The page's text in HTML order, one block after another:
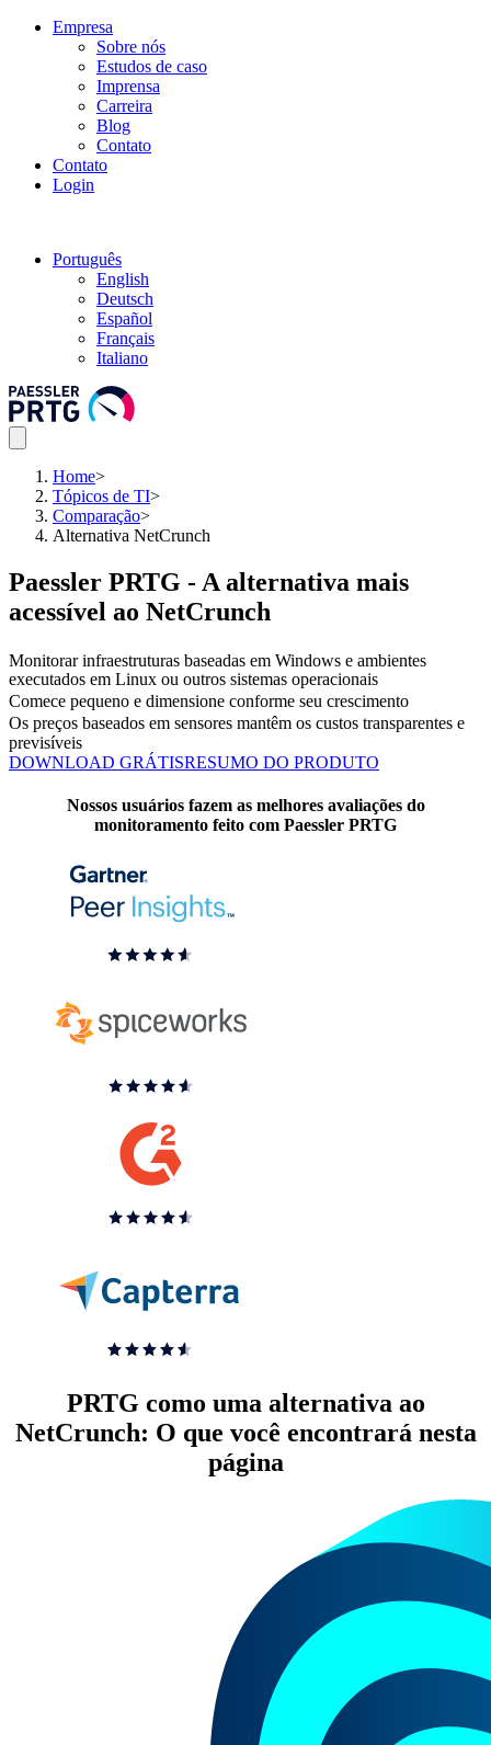
Empresa
Sobre nós
Estudos de caso
Imprensa
Carreira
Blog
Contato
Contato
Login
Português
English
Deutsch
Español
Français
Italiano
Home>
Tópicos de TI>
Comparação>
Alternativa NetCrunch
Paessler PRTG - A alternativa mais
acessível ao NetCrunch
Monitorar infraestruturas baseadas em Windows e ambientes
executados em Linux ou outros sistemas operacionais
Comece pequeno e dimensione conforme seu crescimento
Os preços baseados em sensores mantêm os custos transparentes e
previsíveis
DOWNLOAD GRÁTISRESUMO DO PRODUTO
Nossos usuários fazem as melhores avaliações do
monitoramento feito com Paessler PRTG
PRTG como uma alternativa ao
NetCrunch: O que você encontrará nesta
página